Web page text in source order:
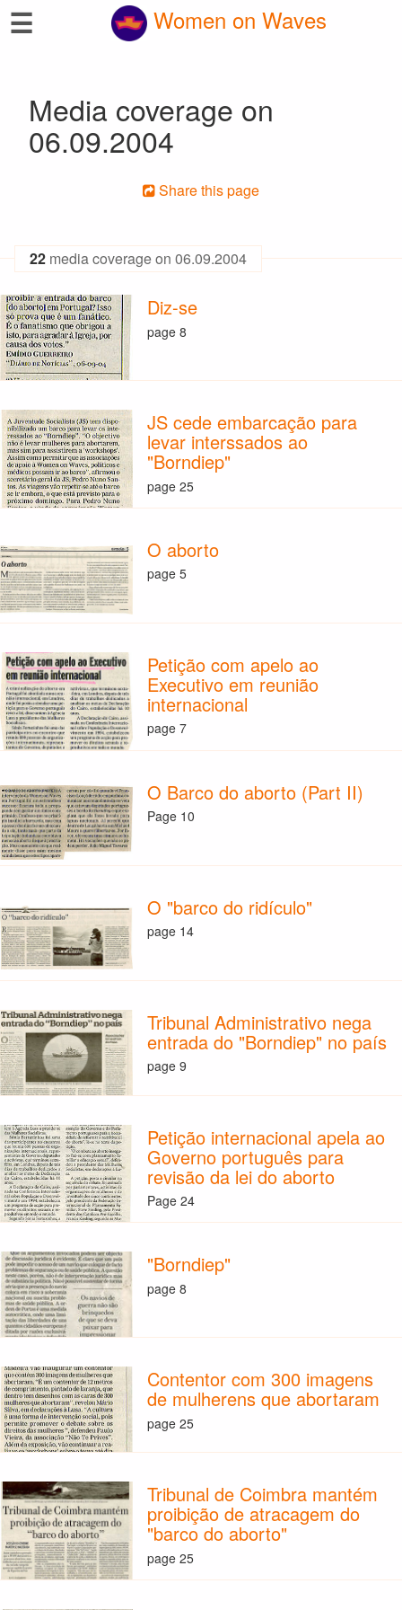
☰ Women on Waves
Media coverage on
06.09.2004
Share this page
22 media coverage on 06.09.2004
Diz-se
page 8
JS cede embarcação para
levar interssados ao
"Borndiep"
page 25
O aborto
page 5
Petição com apelo ao
Executivo em reunião
internacional
page 7
O Barco do aborto (Part II)
Page 10
O "barco do ridículo"
page 14
Tribunal Administrativo nega
entrada do "Borndiep" no país
page 9
Petição internacional apela ao
Governo português para
revisão da lei do aborto
Page 24
"Borndiep"
page 8
Contentor com 300 imagens
de mulherens que abortaram
page 25
Tribunal de Coimbra mantém
proibição de atracagem do
"barco do aborto"
page 25